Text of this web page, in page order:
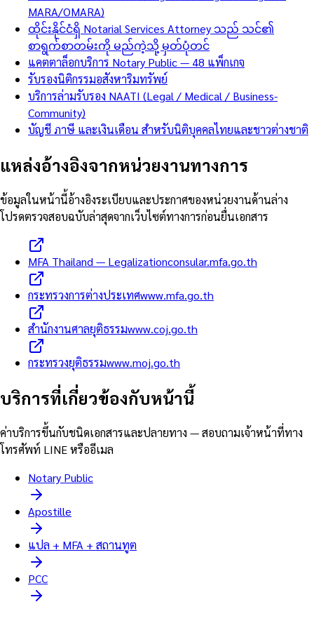
MARA/OMARA)
ထိုင်းနိုင်ငံရှိ Notarial Services Attorney သည် သင်၏
စာရွက်စာတမ်းကို မည်ကဲ့သို့ မှတ်ပုံတင်
แคตตาล็อกบริการ Notary Public — 48 แพ็กเกจ
รับรองนิติกรรมอสังหาริมทรัพย์
บริการล่ามรับรอง NAATI (Legal / Medical / Business-
Community)
บัญชี ภาษี และเงินเดือน สำหรับนิติบุคคลไทยและชาวต่างชาติ
แหล่งอ้างอิงจากหน่วยงานทางการ
ข้อมูลในหน้านี้อ้างอิงระเบียบและประกาศของหน่วยงานด้านล่าง
โปรดตรวจสอบฉบับล่าสุดจากเว็บไซต์ทางการก่อนยื่นเอกสาร
MFA Thailand — Legalizationconsular.mfa.go.th
กระทรวงการต่างประเทศwww.mfa.go.th
สำนักงานศาลยุติธรรมwww.coj.go.th
กระทรวงยุติธรรมwww.moj.go.th
บริการที่เกี่ยวข้องกับหน้านี้
ค่าบริการขึ้นกับชนิดเอกสารและปลายทาง — สอบถามเจ้าหน้าที่ทาง
โทรศัพท์ LINE หรืออีเมล
Notary Public
Apostille
แปล + MFA + สถานทูต
PCC